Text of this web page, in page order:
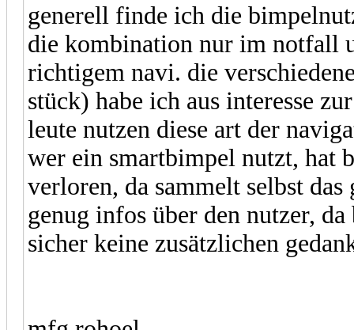
generell finde ich die
die kombination nur im notfall
richtigem navi. die
stück) habe ich aus interesse
leute nutzen diese art der
wer ein smartbimpel nutzt, hat
verloren, da sammelt selbst
genug infos über den nutzer,
sicher keine zusätzlichen